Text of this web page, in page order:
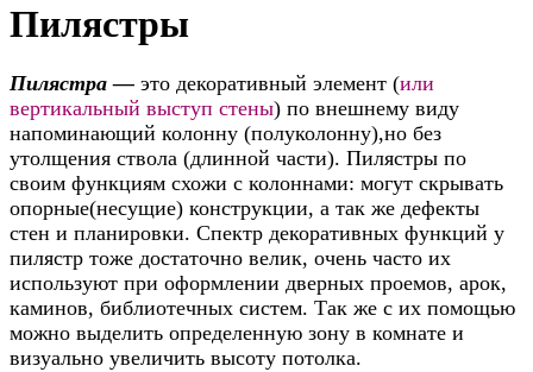
Пилястры
Пилястра — это декоративный элемент (или
вертикальный выступ стены) по внешнему виду
напоминающий колонну (полуколонну),но без
утолщения ствола (длинной части). Пилястры по
своим функциям схожи с колоннами: могут скрывать
опорные(несущие) конструкции, а так же дефекты
стен и планировки. Спектр декоративных функций у
пилястр тоже достаточно велик, очень часто их
используют при оформлении дверных проемов, арок,
каминов, библиотечных систем. Так же с их помощью
можно выделить определенную зону в комнате и
визуально увеличить высоту потолка.